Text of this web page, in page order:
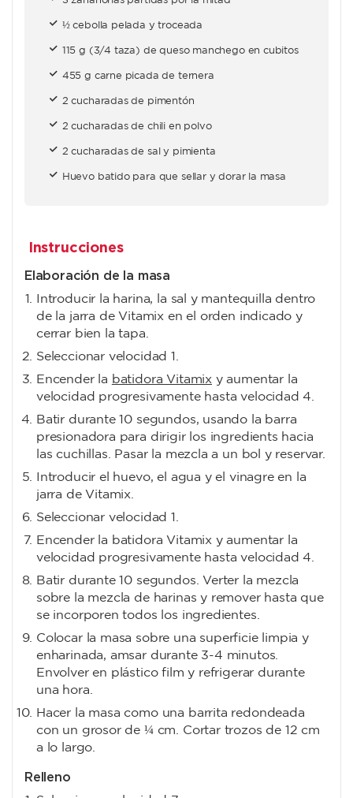
½ cebolla pelada y troceada
115 g (3/4 taza) de queso manchego en cubitos
455 g carne picada de ternera
2 cucharadas de pimentón
2 cucharadas de chili en polvo
2 cucharadas de sal y pimienta
Huevo batido para que sellar y dorar la masa
Instrucciones
Elaboración de la masa
Introducir la harina, la sal y mantequilla dentro
de la jarra de Vitamix en el orden indicado y
cerrar bien la tapa.
Seleccionar velocidad 1.
Encender la batidora Vitamixy aumentar la
velocidad progresivamente hasta velocidad 4.
Batir durante 10 segundos, usando la barra
presionadora para dirigir los ingredients hacia
las cuchillas. Pasar la mezcla a un bol y reservar.
Introducir el huevo, el agua y el vinagre en la
jarra de Vitamix.
Seleccionar velocidad 1.
Encender la batidora Vitamix y aumentar la
velocidad progresivamente hasta velocidad 4.
Batir durante 10 segundos. Verter la mezcla
sobre la mezcla de harinas y remover hasta que
se incorporen todos los ingredientes.
Colocar la masa sobre una superficie limpia y
enharinada, amsar durante 3-4 minutos.
Envolver en plástico film y refrigerar durante
una hora.
Hacer la masa como una barrita redondeada
con un grosor de ¼ cm. Cortar trozos de 12 cm
a lo largo.
Relleno